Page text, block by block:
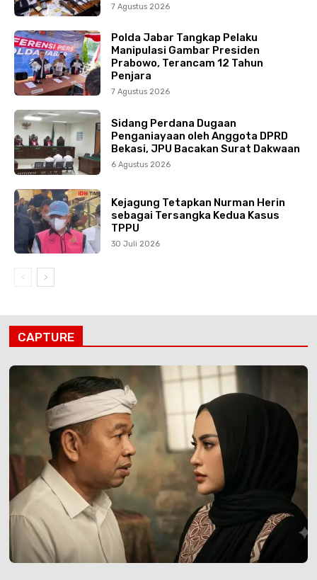
7 Agustus 2026
Polda Jabar Tangkap Pelaku
Manipulasi Gambar Presiden
Prabowo, Terancam 12 Tahun
Penjara
7 Agustus 2026
Sidang Perdana Dugaan
Penganiayaan oleh Anggota DPRD
Bekasi, JPU Bacakan Surat Dakwaan
6 Agustus 2026
Kejagung Tetapkan Nurman Herin
sebagai Tersangka Kedua Kasus
TPPU
30 Juli 2026
CAPTURE